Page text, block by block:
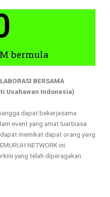
bermula
BERSAMA
Usahawan Indonesia)
dapat bekerjasama
event yang amat luarbiasa
memikat dapat orang yang
NETWORK ini.
yang telah diperagakan